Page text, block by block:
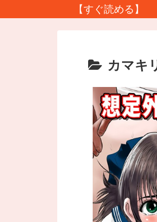
【すぐ読める】
カマキ